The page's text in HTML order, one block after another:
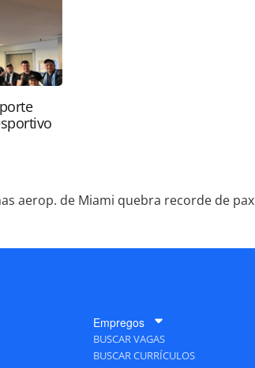
aerop. de Miami quebra recorde de pax
Empregos
BUSCAR VAGAS
BUSCAR CURRÍCULOS